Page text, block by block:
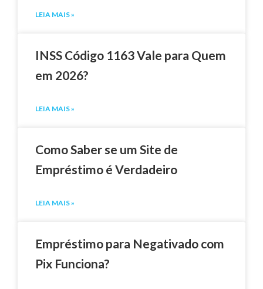
LEIA MAIS »
INSS Código 1163 Vale para Quem
em 2026?
LEIA MAIS »
Como Saber se um Site de
Empréstimo é Verdadeiro
LEIA MAIS »
Empréstimo para Negativado com
Pix Funciona?